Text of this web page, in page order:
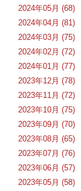
2024年05月 (68)
2024年04月 (81)
2024年03月 (75)
2024年02月 (72)
2024年01月 (77)
2023年12月 (78)
2023年11月 (72)
2023年10月 (75)
2023年09月 (70)
2023年08月 (65)
2023年07月 (76)
2023年06月 (57)
2023年05月 (58)